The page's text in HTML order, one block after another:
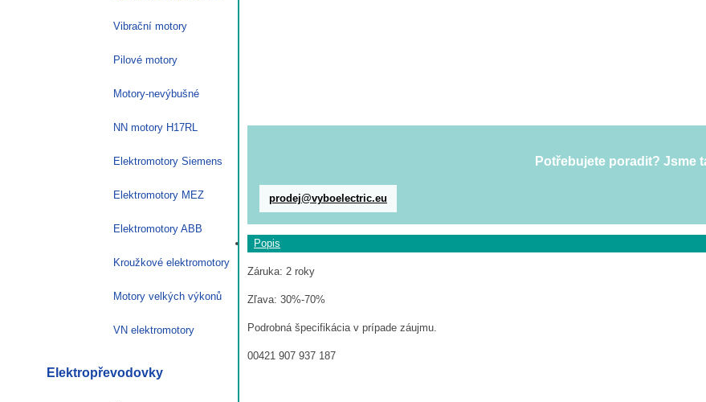
Potřebujete poradit? Jsme
prodej@vyboelectric.eu
Popis
Záruka: 2 roky
Zľava: 30%-70%
Podrobná špecifikácia v prípade záujmu.
00421 907 937 187
Vibrační motory
Pilové motory
Motory-nevýbušné
NN motory H17RL
Elektromotory Siemens
Elektromotory MEZ
Elektromotory ABB
Kroužkové elektromotory
Motory velkých výkonů
VN elektromotory
Elektropřevodovky